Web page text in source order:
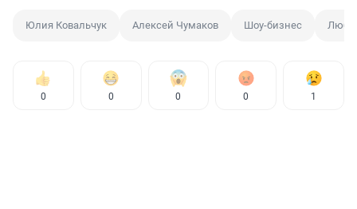
Юлия Ковальчук Алексей Чумаков Шоу-бизнес
0 0 0 0 1